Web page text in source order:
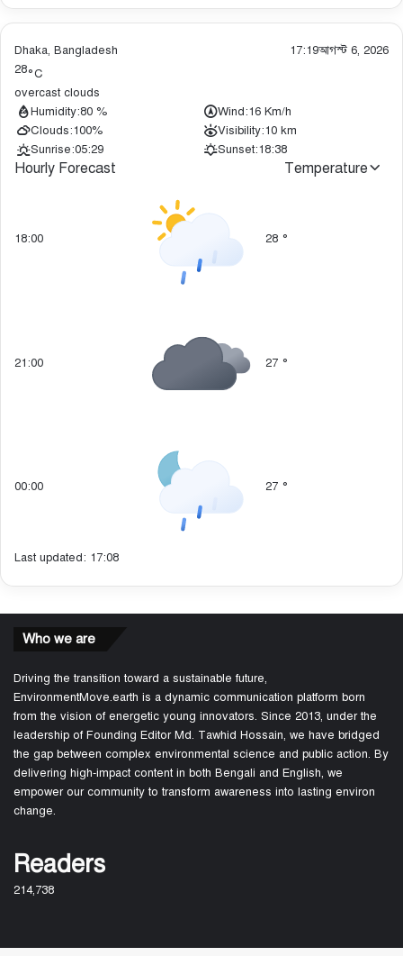
Dhaka, Bangladesh 17:19আগস্ট 6, 2026
28°C
overcast clouds
Humidity:80 % Wind:16 Km/h
Clouds:100% Visibility:10 km
Sunrise:05:29 Sunset:18:38
Hourly Forecast Temperature
18:00 28 °
21:00 27 °
00:00 27 °
Last updated: 17:08
Who we are
Driving the transition toward a sustainable future,
EnvironmentMove.earth is a dynamic communication platform born
from the vision of energetic young innovators. Since 2013, under the
leadership of Founding Editor Md. Tawhid Hossain, we have bridged
the gap between complex environmental science and public action. By
delivering high-impact content in both Bengali and English, we
empower our community to transform awareness into lasting environ
change.
Readers
214,738